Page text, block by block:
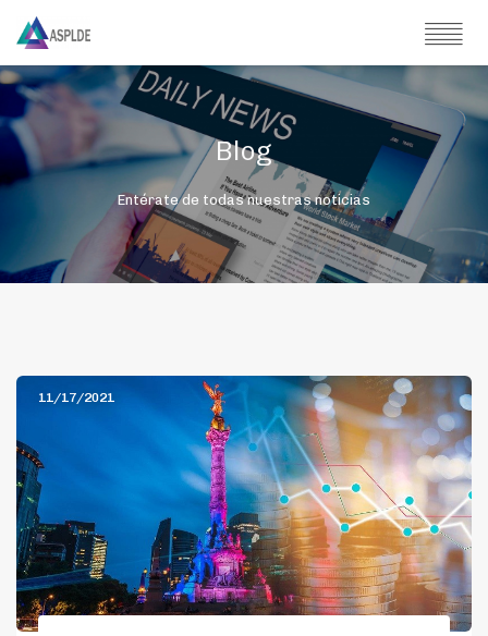
Blog
Entérate de todas nuestras noticias
11/17/2021